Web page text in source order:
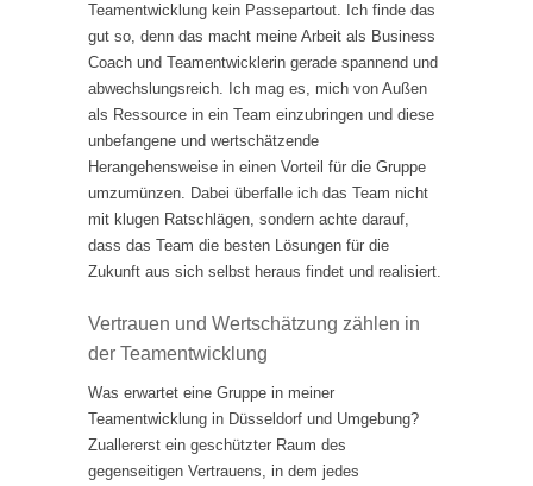
Teamentwicklung kein Passepartout. Ich finde das
gut so, denn das macht meine Arbeit als Business
Coach und Teamentwicklerin gerade spannend und
abwechslungsreich. Ich mag es, mich von Außen
als Ressource in ein Team einzubringen und diese
unbefangene und wertschätzende
Herangehensweise in einen Vorteil für die Gruppe
umzumünzen. Dabei überfalle ich das Team nicht
mit klugen Ratschlägen, sondern achte darauf,
dass das Team die besten Lösungen für die
Zukunft aus sich selbst heraus findet und realisiert.
Vertrauen und Wertschätzung zählen in
der Teamentwicklung
Was erwartet eine Gruppe in meiner
Teamentwicklung in Düsseldorf und Umgebung?
Zuallererst ein geschützter Raum des
gegenseitigen Vertrauens, in dem jedes